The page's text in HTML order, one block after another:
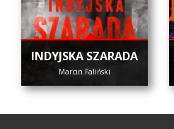
INDYJSKA SZARADA
Marcin Faliński